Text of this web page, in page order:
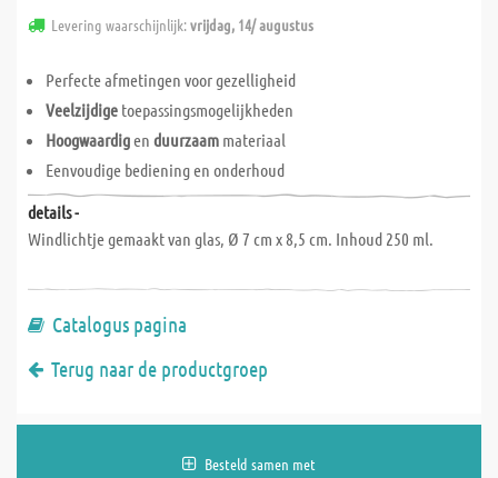
Levering waarschijnlijk:vrijdag, 14/ augustus
Perfecte afmetingen voor gezelligheid
Veelzijdige toepassingsmogelijkheden
Hoogwaardigen duurzaam materiaal
Eenvoudige bediening en onderhoud
details -
Windlichtje gemaakt van glas, Ø 7 cm x 8,5 cm. Inhoud 250 ml.
Catalogus pagina
Terug naar de productgroep
Besteld samen met